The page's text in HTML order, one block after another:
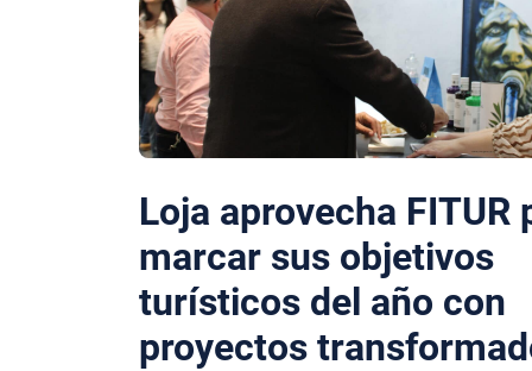
Loja aprovecha FITUR
marcar sus objetivos
turísticos del año con
proyectos